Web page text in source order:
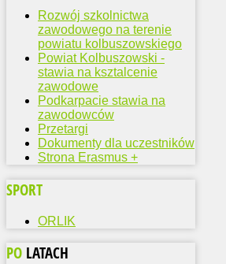
Rozwój szkolnictwa
zawodowego na terenie
powiatu kolbuszowskiego
Powiat Kolbuszowski -
stawia na ksztalcenie
zawodowe
Podkarpacie stawia na
zawodowców
Przetargi
Dokumenty dla uczestników
Strona Erasmus +
SPORT
ORLIK
PO LATACH